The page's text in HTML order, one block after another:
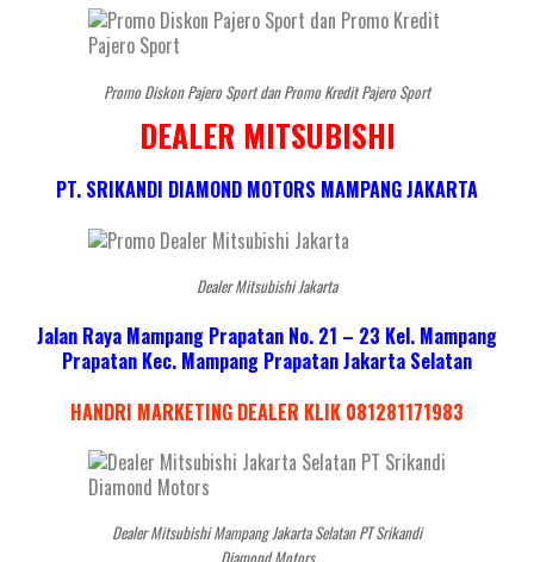
Promo Diskon Pajero Sport dan Promo Kredit Pajero Sport
DEALER MITSUBISHI
PT. SRIKANDI DIAMOND MOTORS MAMPANG JAKARTA
Dealer Mitsubishi Jakarta
Jalan Raya Mampang Prapatan No. 21 – 23 Kel. Mampang
Prapatan Kec. Mampang Prapatan Jakarta Selatan
HANDRI MARKETING DEALER KLIK 081281171983
Dealer Mitsubishi Mampang Jakarta Selatan PT Srikandi